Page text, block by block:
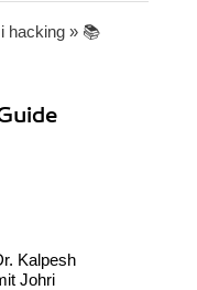
hacking » 📚
Kalpesh
Johri